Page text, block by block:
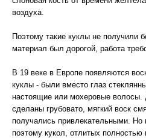
воздуха.
Поэтому такие куклы не получили
материал был дорогой, работа
В 19 веке в Европе появляются
куклы - были вместо глаз
настоящие или мохеровые
сделаны грубовато, мягкий воск
получались привлекательными. Но
поэтому кукол, отлитых